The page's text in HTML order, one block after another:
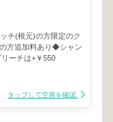
チ(根元)の方限定のク
方追加料あり◆シャン
ーチは+￥550
タップして空席を確認